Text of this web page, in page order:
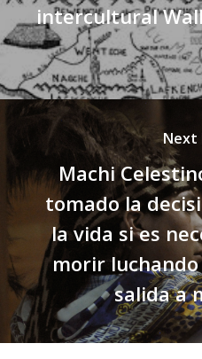
intercultural
Next
Machi
tomado la
la vida si es
morir
salida a